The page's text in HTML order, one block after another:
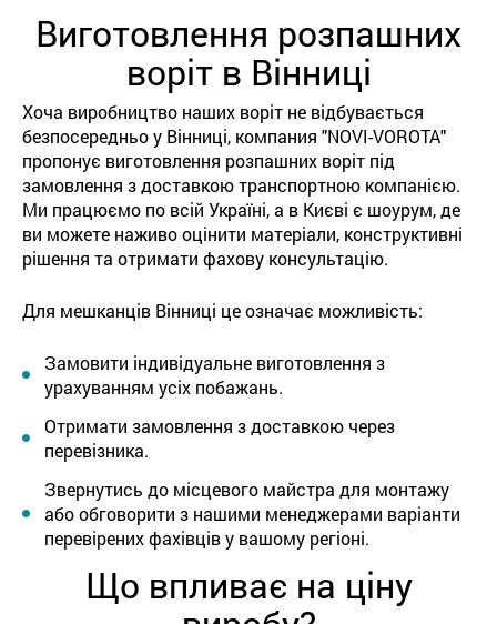
Виготовлення розпашних
воріт в Вінниці
Хоча виробництво наших воріт не відбувається
безпосередньо у Вінниці, компания "NOVI-VOROTA"
пропонує виготовлення розпашних воріт під
замовлення з доставкою транспортною компанією.
Ми працюємо по всій Україні, а в Києві є шоурум, де
ви можете наживо оцінити матеріали, конструктивні
рішення та отримати фахову консультацію.
Для мешканців Вінниці це означає можливість:
Замовити індивідуальне виготовлення з
урахуванням усіх побажань.
Отримати замовлення з доставкою через
перевізника.
Звернутись до місцевого майстра для монтажу
або обговорити з нашими менеджерами варіанти
перевірених фахівців у вашому регіоні.
Що впливає на ціну